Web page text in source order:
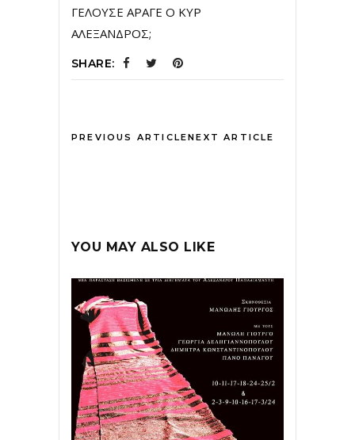
ΓΕΛΟΥΣΕ ΑΡΑΓΕ Ο ΚΥΡ
ΑΛΕΞΑΝΔΡΟΣ;
SHARE:
PREVIOUS ARTICLENEXT ARTICLE
YOU MAY ALSO LIKE